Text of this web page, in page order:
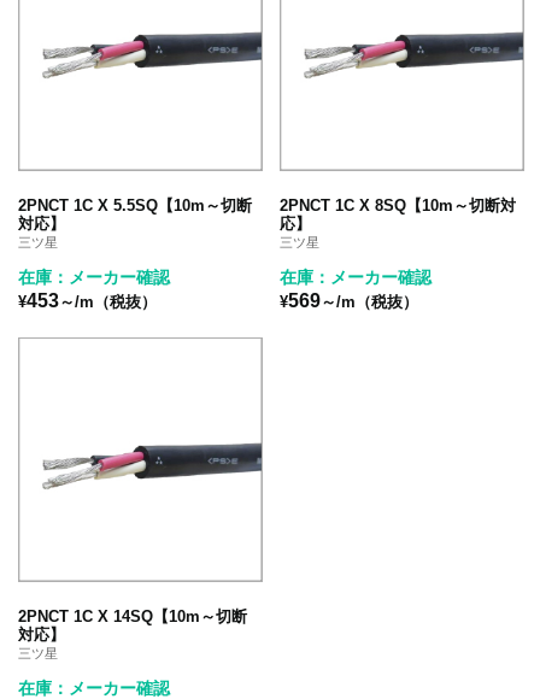
2PNCT 1C X 5.5SQ【10m～切断
対応】
三ツ星
在庫：メーカー確認
¥453～/m（税抜）
2PNCT 1C X 8SQ【10m～切断対
応】
三ツ星
在庫：メーカー確認
¥569～/m（税抜）
2PNCT 1C X 14SQ【10m～切断
対応】
三ツ星
在庫：メーカー確認